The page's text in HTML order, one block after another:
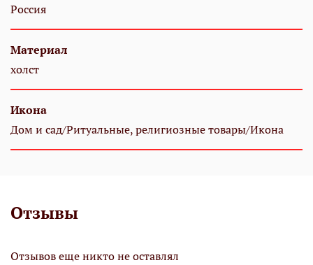
Россия
Материал
холст
Икона
Дом и сад/Ритуальные, религиозные товары/Икона
Отзывы
Отзывов еще никто не оставлял